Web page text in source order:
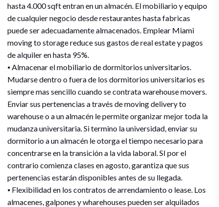
hasta 4.000 sqft entran en un almacén. El mobiliario y equipo
de cualquier negocio desde restaurantes hasta fabricas
puede ser adecuadamente almacenados. Emplear Miami
moving to storage reduce sus gastos de real estate y pagos
de alquiler en hasta 95%.
⦁ Almacenar el mobiliario de dormitorios universitarios.
Mudarse dentro o fuera de los dormitorios universitarios es
siempre mas sencillo cuando se contrata warehouse movers.
Enviar sus pertenencias a través de moving delivery to
warehouse o a un almacén le permite organizar mejor toda la
mudanza universitaria. Si termino la universidad, enviar su
dormitorio a un almacén le otorga el tiempo necesario para
concentrarse en la transición a la vida laboral. SI por el
contrario comienza clases en agosto, garantiza que sus
pertenencias estarán disponibles antes de su llegada.
⦁ Flexibilidad en los contratos de arrendamiento o lease. Los
almacenes, galpones y wharehouses pueden ser alquilados